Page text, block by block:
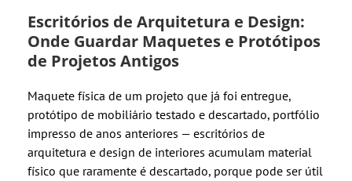
Escritórios de Arquitetura e Design:
Onde Guardar Maquetes e Protótipos
de Projetos Antigos
Maquete física de um projeto que já foi entregue,
protótipo de mobiliário testado e descartado, portfólio
impresso de anos anteriores — escritórios de
arquitetura e design de interiores acumulam material
físico que raramente é descartado, porque pode ser útil